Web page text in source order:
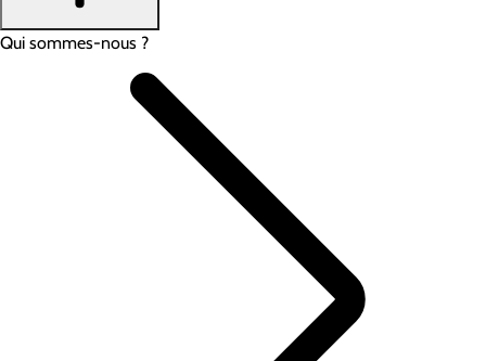
Qui sommes-nous ?